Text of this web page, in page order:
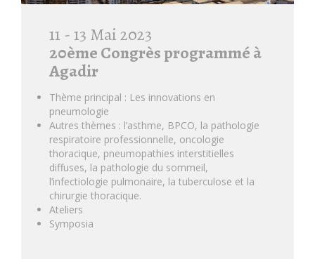
11 - 13 Mai 2023
20ème Congrès programmé à
Agadir
Thème principal : Les innovations en
pneumologie
Autres thèmes : l’asthme, BPCO, la pathologie
respiratoire professionnelle, oncologie
thoracique, pneumopathies interstitielles
diffuses, la pathologie du sommeil,
l’infectiologie pulmonaire, la tuberculose et la
chirurgie thoracique.
Ateliers
Symposia